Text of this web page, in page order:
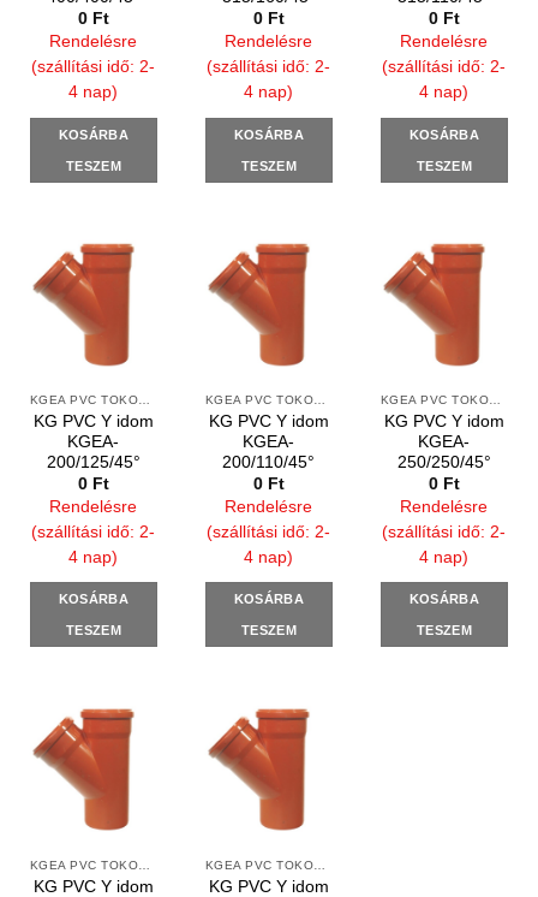
0 Ft
Rendelésre
(szállítási idő: 2-
4 nap)
KOSÁRBA
TESZEM
0 Ft
Rendelésre
(szállítási idő: 2-
4 nap)
KOSÁRBA
TESZEM
0 Ft
Rendelésre
(szállítási idő: 2-
4 nap)
KOSÁRBA
TESZEM
KG PVC Y idom
KGEA-
200/125/45°
0 Ft
Rendelésre
(szállítási idő: 2-
4 nap)
KOSÁRBA
TESZEM
KG PVC Y idom
KGEA-
200/110/45°
0 Ft
Rendelésre
(szállítási idő: 2-
4 nap)
KOSÁRBA
TESZEM
KG PVC Y idom
KGEA-
250/250/45°
0 Ft
Rendelésre
(szállítási idő: 2-
4 nap)
KOSÁRBA
TESZEM
KG PVC Y idom
KG PVC Y idom